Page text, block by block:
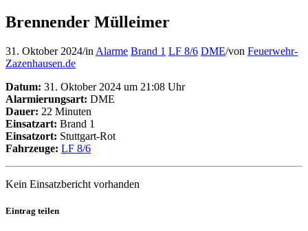
Brennender Mülleimer
31. Oktober 2024/in Alarme Brand 1 LF 8/6 DME/von Feuerwehr-
Zazenhausen.de
Datum: 31. Oktober 2024 um 21:08 Uhr
Alarmierungsart: DME
Dauer: 22 Minuten
Einsatzart: Brand 1
Einsatzort: Stuttgart-Rot
Fahrzeuge: LF 8/6
Kein Einsatzbericht vorhanden
Eintrag teilen